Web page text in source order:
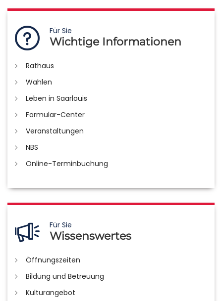
Für Sie
Wichtige Informationen
Rathaus
Wahlen
Leben in Saarlouis
Formular-Center
Veranstaltungen
NBS
Online-Terminbuchung
Für Sie
Wissenswertes
Öffnungszeiten
Bildung und Betreuung
Kulturangebot